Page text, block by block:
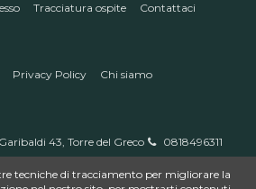
Tracciatura ospite Contattaci
Privacy Policy Chi siamo
43, Torre del Greco
0818496311
tecniche di tracciamento per migliorare la